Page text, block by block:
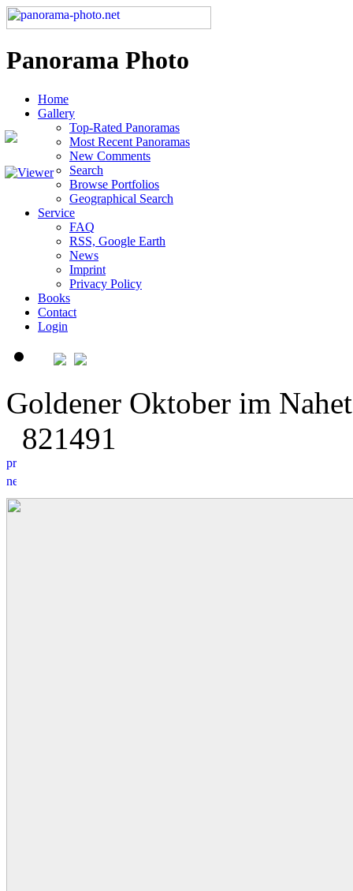
Panorama Photo
Home
Gallery
Top-Rated Panoramas
Most Recent Panoramas
New Comments
Search
Browse Portfolios
Geographical Search
Service
FAQ
RSS, Google Earth
News
Imprint
Privacy Policy
Books
Contact
Login
Goldener Oktober im
821491